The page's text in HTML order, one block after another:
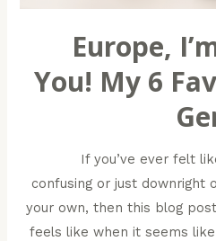
Europe,
You! My 6
If you’ve ever felt
confusing or just downright
your own, then this blog
feels like when it seems